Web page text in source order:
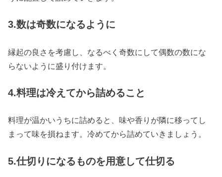
3.数は奇数になるように
縁起の良さを考慮し、なるべく奇数にして偶数の数にな
らないように盛り付けます。
4.料理は冷えてから詰めること
料理が温かいうちに詰めると、味や香りが隣に移ってし
まって味を損ねます。冷めてから詰めていきましょう。
5.仕切りになるものを用意して仕切る